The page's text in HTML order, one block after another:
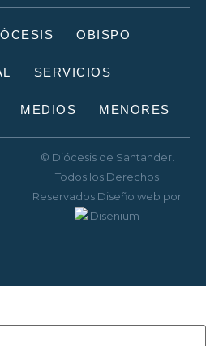
OBISPO
SERVICIOS
MEDIOS MENORES
© Diócesis de Santander.
Todos los Derechos
Reservados Diseño web por
Disenium